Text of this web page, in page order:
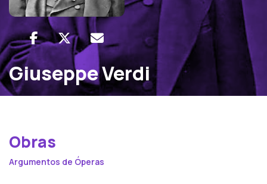
Giuseppe Verdi
Obras
Argumentos de Óperas